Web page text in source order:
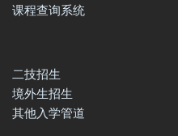
课程查询系统
二技招生
境外生招生
其他入学管道